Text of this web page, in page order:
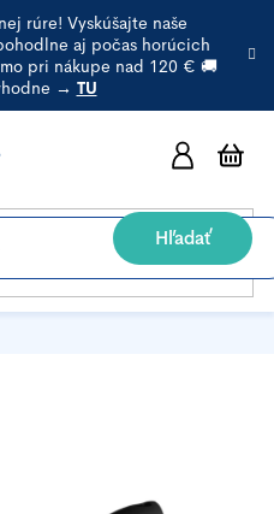
rúre! Vyskúšajte naše
aj počas horúcich
pri nákupe nad 120 € 🚚
→ TU
Hľadať